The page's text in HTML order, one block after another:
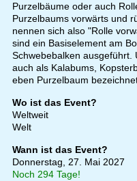
Purzelbäume oder auch
Purzelbaums vorwärts und
nennen sich also "Rolle
sind ein Basiselement am
Schwebebalken ausgeführt.
auch als Kalabums,
eben Purzelbaum
Wo ist das Event?
Weltweit
Welt
Wann ist das Event?
Donnerstag, 27. Mai 2027
Noch 294 Tage!